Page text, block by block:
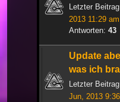
Letzter
2013 11:29 am
Antworten: 43
Update
was ich
Letzter
Jun, 2013